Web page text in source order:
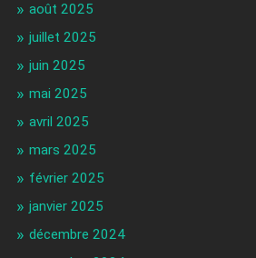
août 2025
juillet 2025
juin 2025
mai 2025
avril 2025
mars 2025
février 2025
janvier 2025
décembre 2024